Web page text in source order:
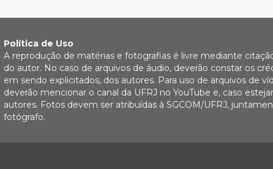
Política de Uso
A reprodução de matérias e fotografias é livre mediante
do autor. No caso de arquivos de áudio, deverão constar os
em sendo explicitados, dos autores. Para uso de arquivos de
deverão mencionar o canal da UFRJ no YouTube e, caso
autores. Fotos devem ser atribuídas à SGCOM/UFRJ,
fotógrafo.